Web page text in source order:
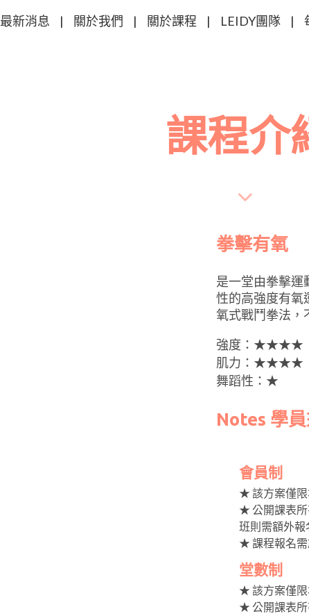
最新消息 | 關於我們 | 關於課程 | LEIDY團隊 |
課程介
拳擊有氧
是一堂由拳擊運
性的高強度有氧
氧式戰鬥拳法，
強度：★★★★
肌力：★★★★
舞蹈性：★
Notes 學員
會員制
★ 該方案僅限
★ 公開課表所
班則需額外報
★ 課程報名需
堂數制
★ 該方案僅限
★ 公開課表所